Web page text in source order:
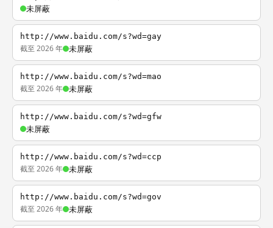
未屏蔽
http://www.baidu.com/s?wd=gay
截至 2026 年 未屏蔽
http://www.baidu.com/s?wd=mao
截至 2026 年 未屏蔽
http://www.baidu.com/s?wd=gfw
未屏蔽
http://www.baidu.com/s?wd=ccp
截至 2026 年 未屏蔽
http://www.baidu.com/s?wd=gov
截至 2026 年 未屏蔽